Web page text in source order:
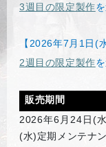
3週目の限定製作
【2026年7月1日(
2週目の限定製作
販売期間
2026年6月24日(
(水)定期メンテナ